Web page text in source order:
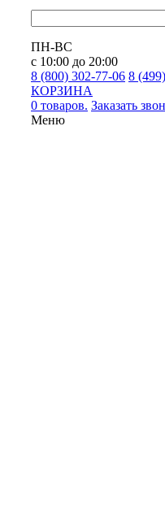
ПН-ВС
с 10:00 до 20:00
8 (800) 302-77-06 8
КОРЗИНА
0 товаров. Заказать
Меню